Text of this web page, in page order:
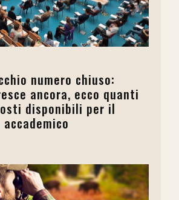
numero chiuso:
ancora, ecco quanti
disponibili per il